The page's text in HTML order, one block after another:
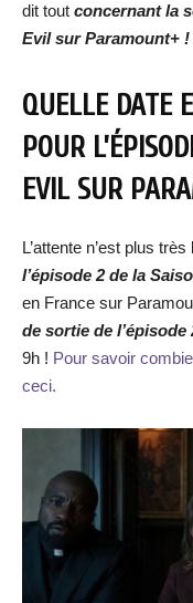
dit tout concernant la
Evil sur Paramount+ !
QUELLE DATE
POUR
EVIL SUR
L’attente n’est plus
l’épisode 2 de la
en France sur
de sortie de l’épisode
9h ! Pour savoir
ceci.